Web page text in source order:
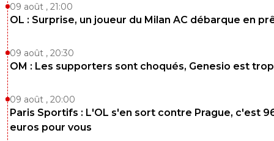
09 août , 21:00
OL : Surprise, un joueur du Milan AC débarque en
09 août , 20:30
OM : Les supporters sont choqués, Genesio est
09 août , 20:00
Paris Sportifs : L'OL s'en sort contre Prague, c'est
euros pour vous